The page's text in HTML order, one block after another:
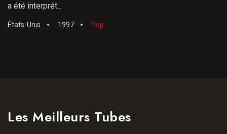
a été interprét...
États-Unis 1997 Pop
Les Meilleurs Tubes